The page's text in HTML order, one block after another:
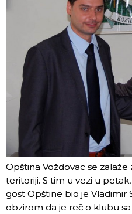
Opština Voždovac se zalaže
teritoriji. S tim u vezi u
gost Opštine bio je Vladimir
obzirom da je reč o klubu